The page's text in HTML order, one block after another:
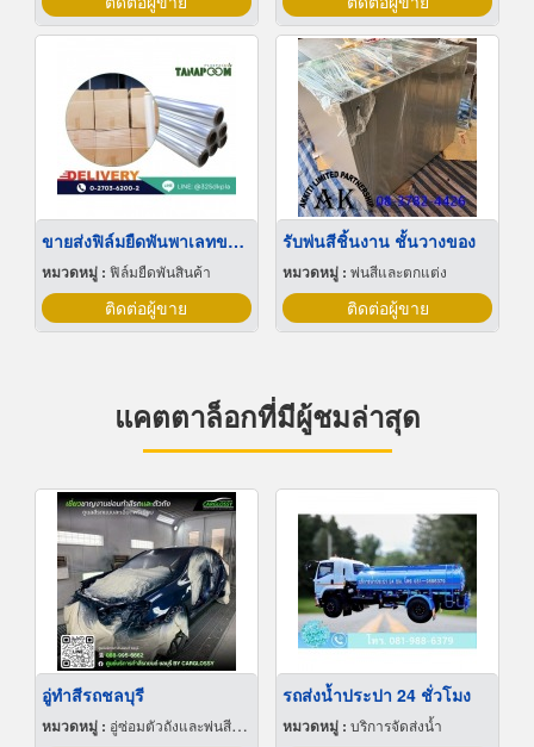
ขายส่งฟิล์มยืดพันพาเลทขนาดพันด้วยมือ Hand wrap
หมวดหมู่ : ฟิล์มยืดพันสินค้า
ติดต่อผู้ขาย
รับพ่นสีชิ้นงาน ชั้นวางของ
หมวดหมู่ : พ่นสีและตกแต่ง
ติดต่อผู้ขาย
แคตตาล็อกที่มีผู้ชมล่าสุด
อู่ทำสีรถชลบุรี
หมวดหมู่ : อู่ซ่อมตัวถังและพ่นสีรถยนต์
รถส่งน้ำประปา 24 ชั่วโมง
หมวดหมู่ : บริการจัดส่งน้ำ